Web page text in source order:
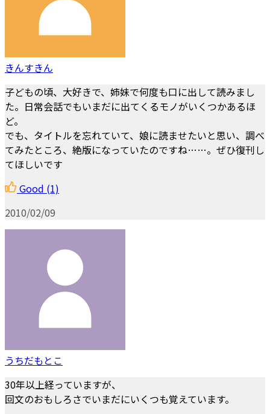
きんすきん
子どもの頃、大好きで、姉妹で何度も口に出して読みまし
た。日常会話でもいまだに出てくるモノがいくつかあるほ
ど。
でも、タイトルを忘れていて、娘に読ませたいと思い、調べ
てみたところ、絶版になっていたのですね……。ぜひ復刊し
てほしいです
Good (1)
2010/02/09
うちだもとこ
30年以上経っていますが、
回文のおもしろさでいまだにいくつも覚えています。